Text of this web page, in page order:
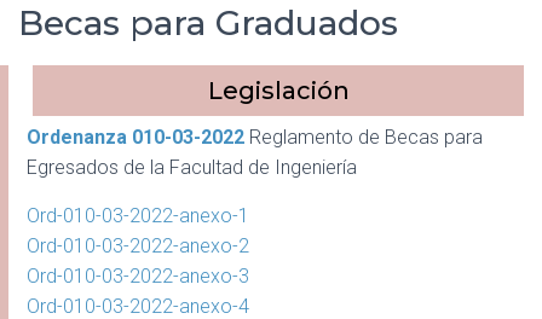
Becas para Graduados
Legislación
Ordenanza 010-03-2022 Reglamento de Becas para
Egresados de la Facultad de Ingeniería
Ord-010-03-2022-anexo-1
Ord-010-03-2022-anexo-2
Ord-010-03-2022-anexo-3
Ord-010-03-2022-anexo-4